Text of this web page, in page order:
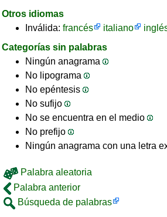
Otros idiomas
Inválida: francés italiano
Categorías sin palabras
Ningún anagrama
No lipograma
No epéntesis
No sufijo
No se encuentra en el medio
No prefijo
Ningún anagrama con una letra
Palabra aleatoria
Palabra anterior
Búsqueda de palabras